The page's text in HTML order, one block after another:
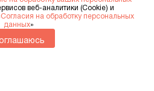
лиц
home.ru
веб-аналитики (Cookie) и
Согласия на обработку персональных
данных»